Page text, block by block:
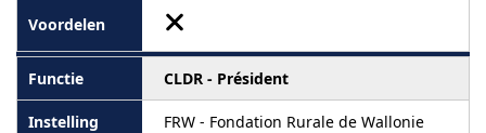
CLDR - Président
FRW - Fondation Rurale de Wallonie